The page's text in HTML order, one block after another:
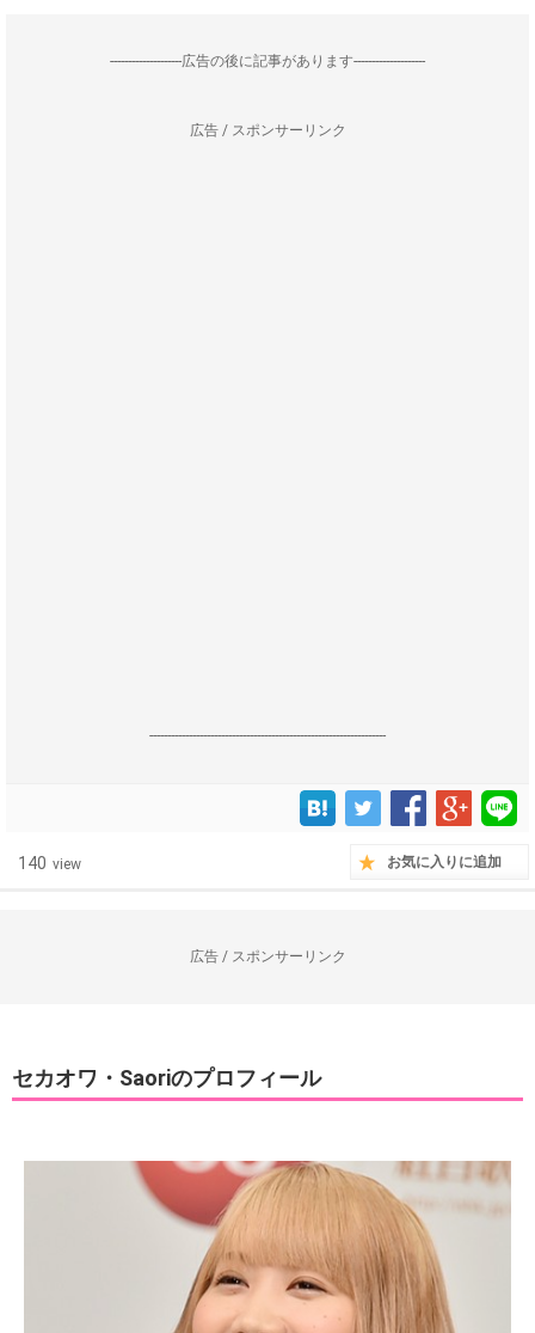
--------------------広告の後に記事があります--------------------
広告 / スポンサーリンク
------------------------------------------------------------------
140 view お気に入りに追加
広告 / スポンサーリンク
セカオワ・Saoriのプロフィール